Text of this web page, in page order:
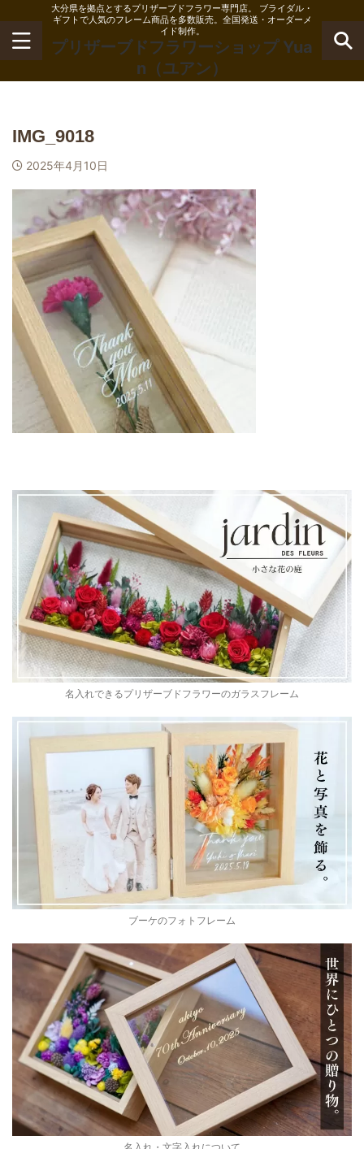
大分県を拠点とするプリザーブドフラワー専門店。 ブライダル・
ギフトで人気のフレーム商品を多数販売。全国発送・オーダーメ
イド制作。
プリザーブドフラワーショップ Yua
n（ユアン）
IMG_9018
2025年4月10日
名入れできるプリザーブドフラワーのガラスフレーム
ブーケのフォトフレーム